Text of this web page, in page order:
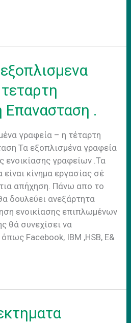
Eπανασταση .
γραφεία – η τέταρτη
Τα εξοπλισμένα γραφεία
ενοικίασης γραφείων .Τα
κίνημα εργασίας σέ
απήχηση. Πάνω απο το
δουλεύει ανεξάρτητα
ενοικίασης επιπλωμένων
θά συνεχίσει να
Facebook, IBM ,HSB, E&